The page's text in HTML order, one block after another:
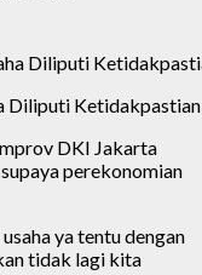
Diliputi Ketidakpastian
DKI Jakarta
perekonomian
ya tentu dengan
tidak lagi kita